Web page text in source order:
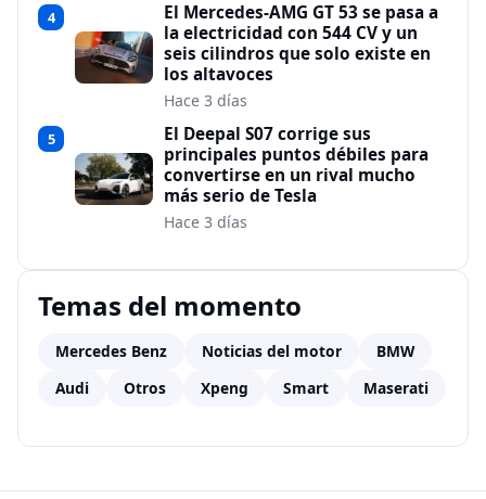
4
El Mercedes-AMG GT 53 se pasa a
la electricidad con 544 CV y un
seis cilindros que solo existe en
los altavoces
Hace 3 días
5
El Deepal S07 corrige sus
principales puntos débiles para
convertirse en un rival mucho
más serio de Tesla
Hace 3 días
Temas del momento
Mercedes Benz Noticias del motor
BMW
Audi
Otros Xpeng Smart Maserati